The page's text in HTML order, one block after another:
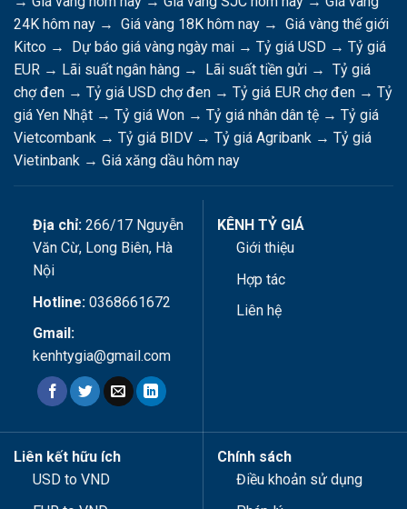
24K hôm nay → Giá vàng 18K hôm nay → Giá vàng thế giới
Kitco → Dự báo giá vàng ngày mai → Tỷ giá USD → Tỷ giá
EUR → Lãi suất ngân hàng → Lãi suất tiền gửi → Tỷ giá
chợ đen → Tỷ giá USD chợ đen → Tỷ giá EUR chợ đen → Tỷ
giá Yen Nhật → Tỷ giá Won → Tỷ giá nhân dân tệ → Tỷ giá
Vietcombank → Tỷ giá BIDV → Tỷ giá Agribank → Tỷ giá
Vietinbank → Giá xăng dầu hôm nay
Địa chỉ:266/17 Nguyễn
Văn Cừ, Long Biên, Hà
Nội
Hotline:0368661672
Gmail:
kenhtygia@gmail.com
KÊNH TỶ GIÁ
Giới thiệu
Hợp tác
Liên hệ
Liên kết hữu ích
USD to VND
Chính sách
Điều khoản sử dụng